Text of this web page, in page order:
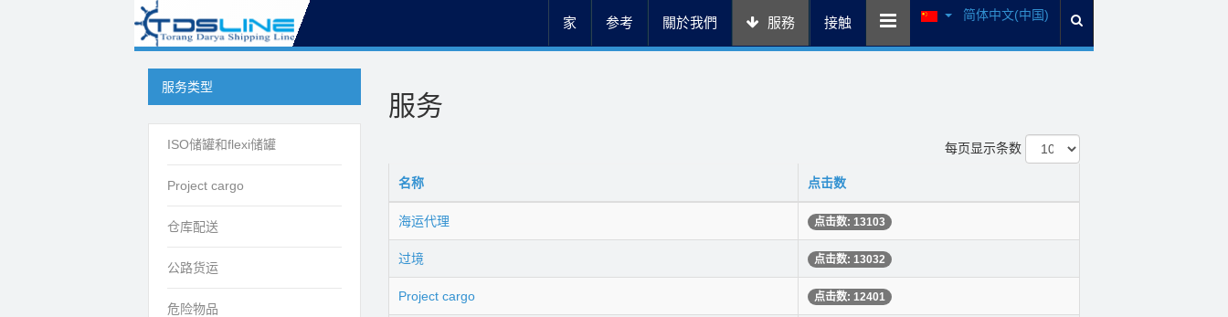
简体中文(中国)
家 参考 關於我們 服務 接触
服务类型
ISO储罐和flexi储罐
Project cargo
仓库配送
公路货运
危险物品
服务
每页显示条数
名称 点击数
海运代理 点击数: 13103
过境 点击数: 13032
Project cargo 点击数: 12401